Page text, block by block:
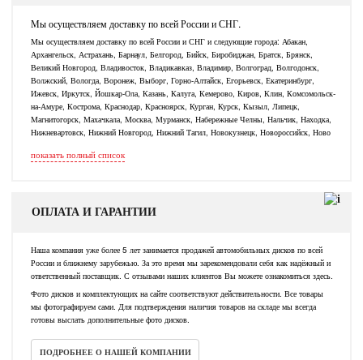
Мы осуществляем доставку по всей России и СНГ.
Мы осуществляем доставку по всей России и СНГ и следующие города: Абакан,
Архангельск, Астрахань, Барнаул, Белгород, Бийск, Биробиджан, Братск, Брянск,
Великий Новгород, Владивосток, Владикавказ, Владимир, Волгоград, Волгодонск,
Волжский, Вологда, Воронеж, Выборг, Горно-Алтайск, Егорьевск, Екатеринбург,
Ижевск, Иркутск, Йошкар-Ола, Казань, Калуга, Кемерово, Киров, Клин, Комсомольск-
на-Амуре, Кострома, Краснодар, Красноярск, Курган, Курск, Кызыл, Липецк,
Магнитогорск, Махачкала, Москва, Мурманск, Набережные Челны, Нальчик, Находка,
Нижневартовск, Нижний Новгород, Нижний Тагил, Новокузнецк, Новороссийск, Ново
показать полный список
ОПЛАТА И ГАРАНТИИ
Наша компания уже более 5 лет занимается продажей автомобильных дисков по всей
России и ближнему зарубежью. За это время мы зарекомендовали себя как надёжный и
ответственный поставщик. С отзывами наших клиентов Вы можете ознакомиться здесь.
Фото дисков и комплектующих на сайте соответствуют действительности. Все товары
мы фотографируем сами. Для подтверждения наличия товаров на складе мы всегда
готовы выслать дополнительные фото дисков.
ПОДРОБНЕЕ О НАШЕЙ КОМПАНИИ